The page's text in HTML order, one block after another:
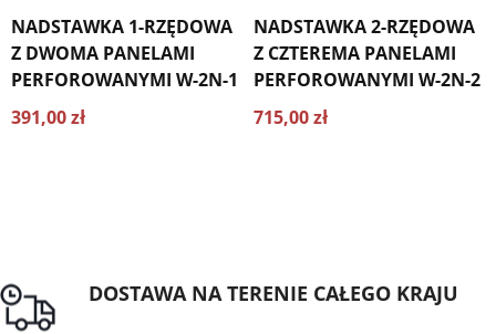
NADSTAWKA 1-RZĘDOWA
Z DWOMA PANELAMI
PERFOROWANYMI W-2N-1
391,00 zł
NADSTAWKA 2-RZĘDOWA
Z CZTEREMA PANELAMI
PERFOROWANYMI W-2N-2
715,00 zł
DOSTAWA NA TERENIE CAŁEGO KRAJU